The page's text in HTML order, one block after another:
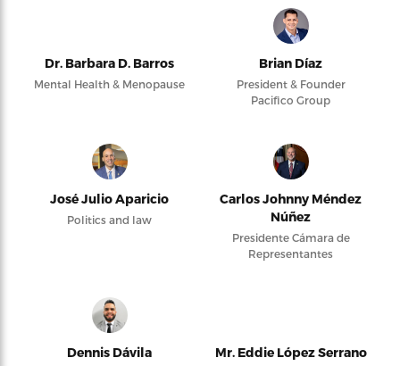
Dr. Barbara D. Barros
Mental Health & Menopause
Brian Díaz
President & Founder
Pacifico Group
José Julio Aparicio
Politics and law
Carlos Johnny Méndez
Núñez
Presidente Cámara de
Representantes
Dennis Dávila Mr. Eddie López Serrano